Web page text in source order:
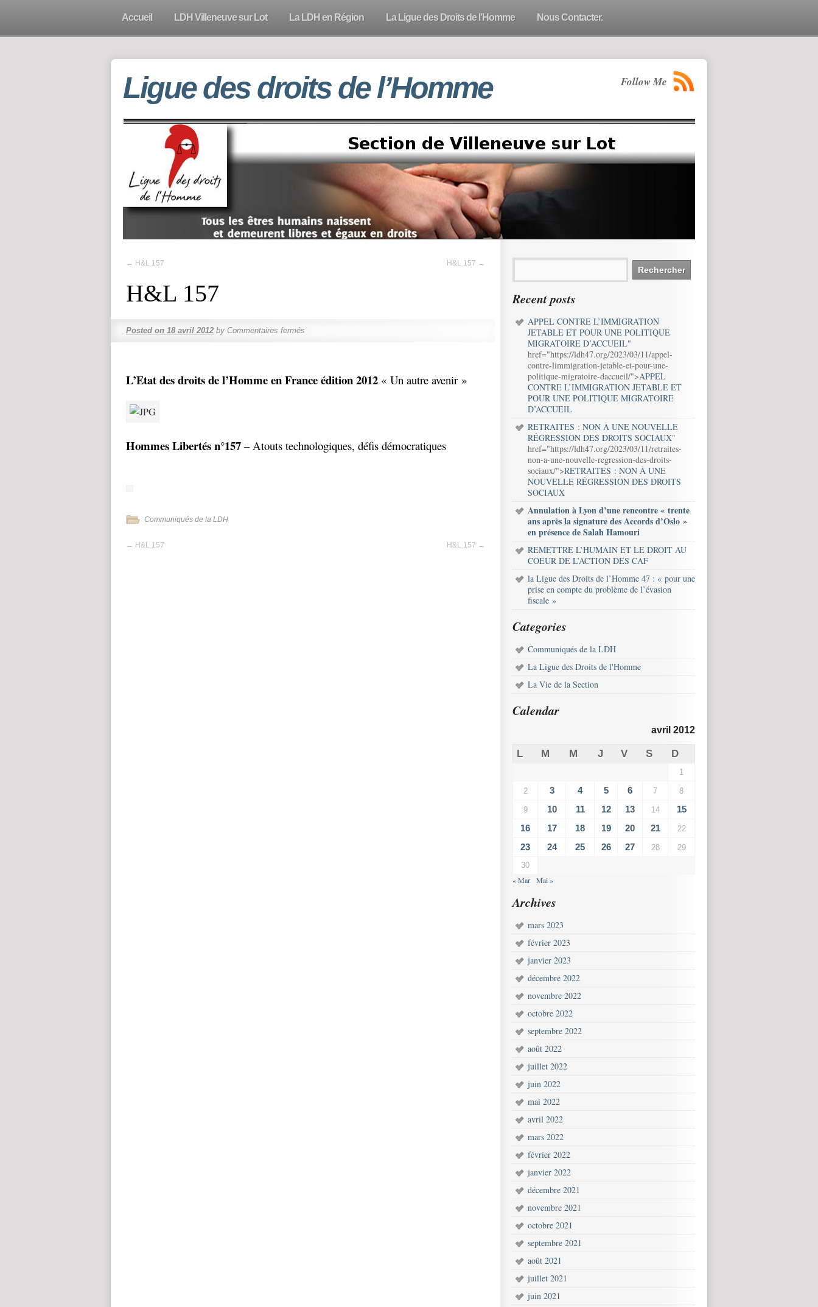
Accueil LDH Villeneuve sur Lot La LDH en Région La Ligue des Droits de l’Homme Nous Contacter.
Ligue des droits de l’Homme Follow Me
← H&L 157 H&L 157 →
H&L 157
Posted on 18 avril 2012 by Commentaires fermés
L’Etat des droits de l’Homme en France édition 2012 « Un autre avenir »
Hommes Libertés n°157 – Atouts technologiques, défis démocratiques
Communiqués de la LDH
← H&L 157 H&L 157 →
Recent posts
APPEL CONTRE L’IMMIGRATION
JETABLE ET POUR UNE POLITIQUE
MIGRATOIRE D’ACCUEIL"
href="https://ldh47.org/2023/03/11/appel-
contre-limmigration-jetable-et-pour-une-
politique-migratoire-daccueil/">APPEL
CONTRE L’IMMIGRATION JETABLE ET
POUR UNE POLITIQUE MIGRATOIRE
D’ACCUEIL
RETRAITES : NON À UNE NOUVELLE
RÉGRESSION DES DROITS SOCIAUX"
href="https://ldh47.org/2023/03/11/retraites-
non-a-une-nouvelle-regression-des-droits-
sociaux/">RETRAITES : NON À UNE
NOUVELLE RÉGRESSION DES DROITS
SOCIAUX
Annulation à Lyon d’une rencontre « trente
ans après la signature des Accords d’Oslo »
en présence de Salah Hamouri
REMETTRE L’HUMAIN ET LE DROIT AU
COEUR DE L’ACTION DES CAF
la Ligue des Droits de l’Homme 47 : « pour une
prise en compte du problème de l’évasion
fiscale »
Categories
Communiqués de la LDH
La Ligue des Droits de l'Homme
La Vie de la Section
Calendar
avril 2012
L M M J V S D
1
2 3 4 5 6 7 8
9 10 11 12 13 14
15
16
17 18 19 20 21 22
23 24 25 26 27 28
29
30
« Mar Mai »
Archives
mars 2023
février 2023
janvier 2023
décembre 2022
novembre 2022
octobre 2022
septembre 2022
août 2022
juillet 2022
juin 2022
mai 2022
avril 2022
mars 2022
février 2022
janvier 2022
décembre 2021
novembre 2021
octobre 2021
septembre 2021
août 2021
juillet 2021
juin 2021